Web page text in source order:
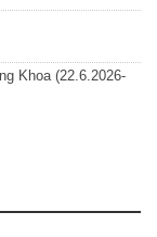
Khoa (22.6.2026-